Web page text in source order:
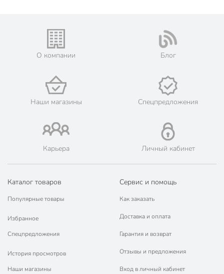
Daniks
Страна производства
Китай
Можно мыть в посудомоечной
машине
для
посудомоечной
машины
поштучно
Использование в СВЧ
для СВЧ
С рисунком
с рисунком
С крышкой
без крышки
Материал
керамика
Цвет
зеленый
Тип
тарелка
обеденный
закусочный
О компании Блог
Наши магазины Спецпредложения
Карьера Личный кабинет
Каталог товаров
Популярные товары
Избранное
Спецпредложения
История просмотров
Наши магазины
Сервис и помощь
Как заказать
Доставка и оплата
Гарантия и возврат
Отзывы и предложения
Вход в личный кабинет